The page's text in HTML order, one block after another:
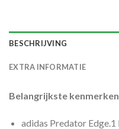
BESCHRIJVING
EXTRA INFORMATIE
Belangrijkste
adidas Predator